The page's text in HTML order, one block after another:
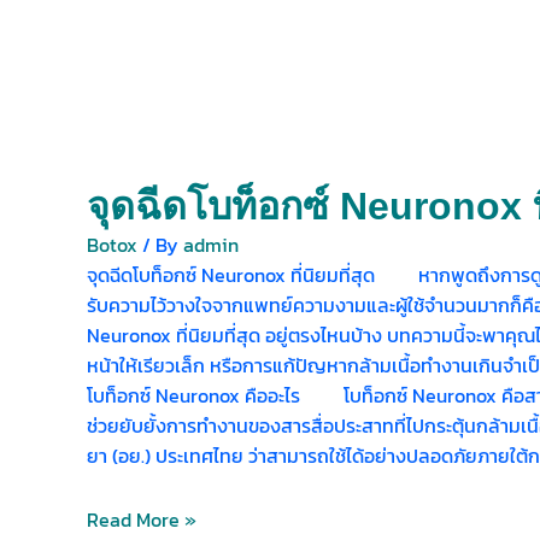
จุดฉีดโบท็อกซ์ Neuronox
Botox / By admin
จุดฉีดโบท็อกซ์ Neuronox ที่นิยมที่สุด หากพูดถึงการดูแ
รับความไว้วางใจจากแพทย์ความงามและผู้ใช้จำนวนมาก
Neuronox ที่นิยมที่สุด อยู่ตรงไหนบ้าง บทความนี้จะพาคุณ
หน้าให้เรียวเล็ก หรือการแก้ปัญหากล้ามเนื้อทำงานเกิน
โบท็อกซ์ Neuronox คืออะไร โบท็อกซ์ Neuronox คือส
ช่วยยับยั้งการทำงานของสารสื่อประสาทที่ไปกระตุ้นกล้าม
ยา (อย.) ประเทศไทย ว่าสามารถใช้ได้อย่างปลอดภัยภ
Read More »